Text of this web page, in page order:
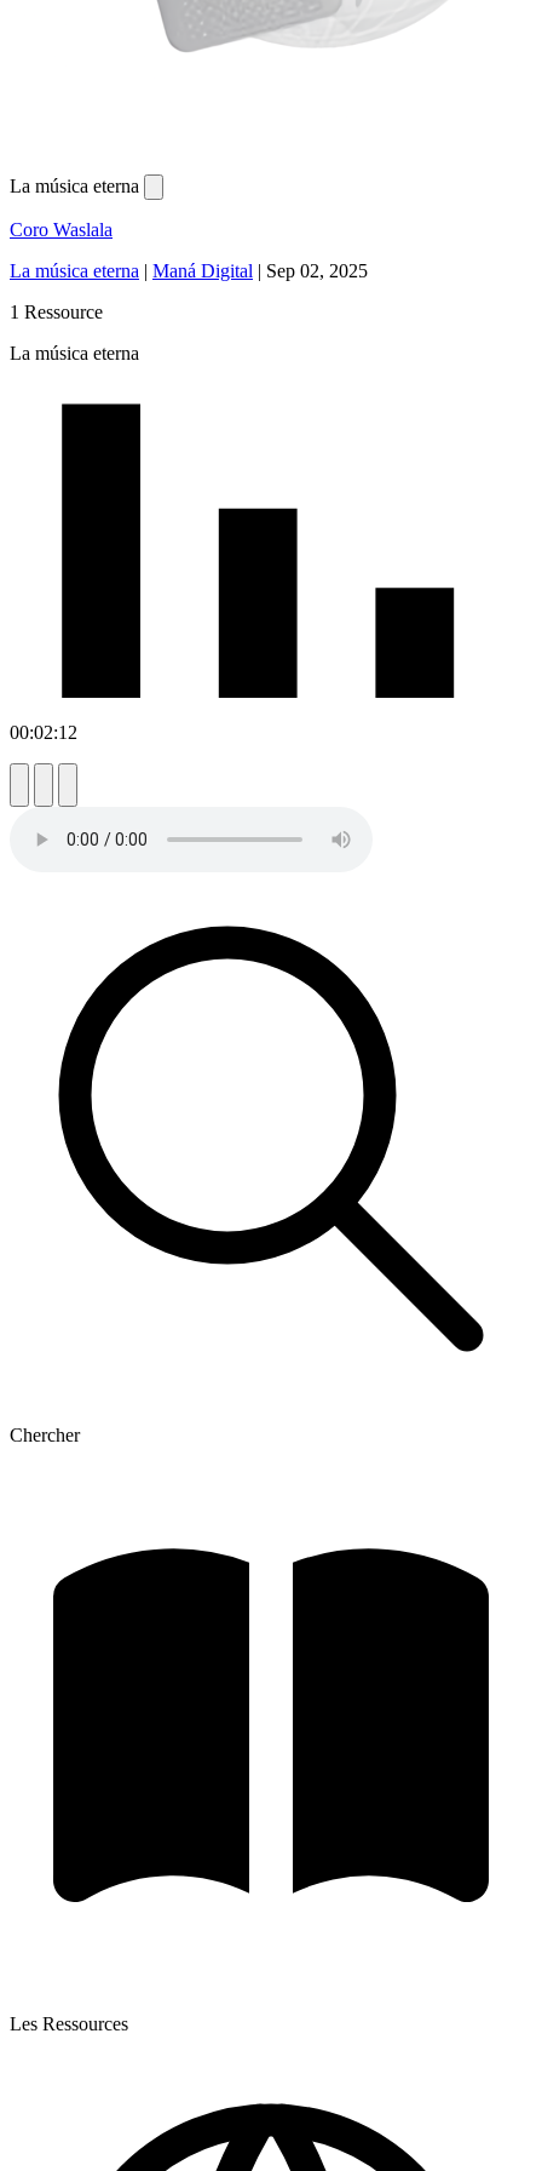
La música eterna
Coro Waslala
La música eterna | Maná Digital | Sep 02, 2025
1 Ressource
La música eterna
00:02:12
Chercher
Les Ressources